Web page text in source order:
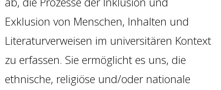
Exklusion von Menschen, Inhalten und
Literaturverweisen im universitären Kontext
zu erfassen. Sie ermöglicht es uns, die
ethnische, religiöse und/oder nationale